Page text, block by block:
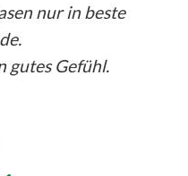
nur in beste
gutes Gefühl.